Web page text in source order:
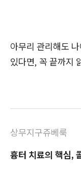
아무리 관리해도
있다면, 꼭 끝까지
상무지구쥬베룩
흉터 치료의 핵심,